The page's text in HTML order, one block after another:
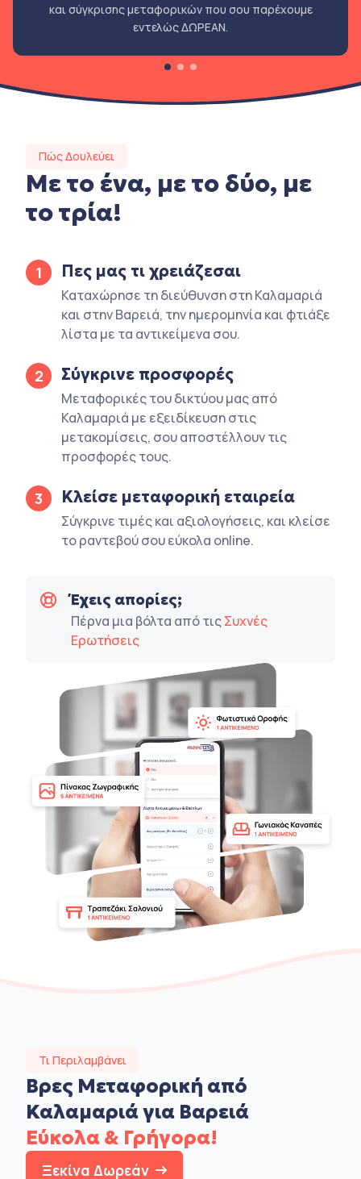
και σύγκρισης μεταφορικών που σου παρέχουμε
εντελώς ΔΩΡΕΑΝ.
Πώς Δουλεύει
Με το ένα, με το δύο, με
το τρία!
1 Πες μας τι χρειάζεσαι
Καταχώρησε τη διεύθυνση στη Καλαμαριά
και στην Βαρειά, την ημερομηνία και φτιάξε
λίστα με τα αντικείμενα σου.
2 Σύγκρινε προσφορές
Μεταφορικές του δικτύου μας από
Καλαμαριά με εξειδίκευση στις
μετακομίσεις, σου αποστέλλουν τις
προσφορές τους.
3 Κλείσε μεταφορική εταιρεία
Σύγκρινε τιμές και αξιολογήσεις, και κλείσε
το ραντεβού σου εύκολα online.
Έχεις απορίες;
Πέρνα μια βόλτα από τιςΣυχνές
Ερωτήσεις
Τι Περιλαμβάνει
Βρες Μεταφορική από
Καλαμαριά για Βαρειά
Εύκολα & Γρήγορα!
Ξεκίνα Δωρεάν